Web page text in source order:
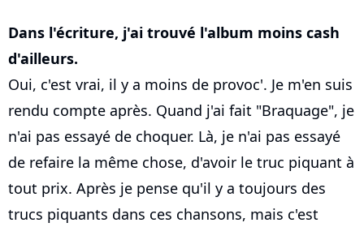
Dans l'écriture, j'ai trouvé l'album moins cash
d'ailleurs.
Oui, c'est vrai, il y a moins de provoc'. Je m'en suis
rendu compte après. Quand j'ai fait "Braquage", je
n'ai pas essayé de choquer. Là, je n'ai pas essayé
de refaire la même chose, d'avoir le truc piquant à
tout prix. Après je pense qu'il y a toujours des
trucs piquants dans ces chansons, mais c'est